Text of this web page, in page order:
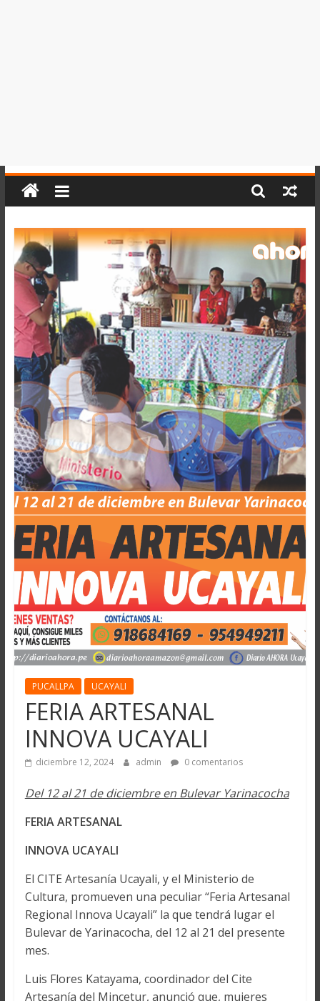
PUCALLPA UCAYALI
FERIA ARTESANAL
INNOVA UCAYALI
diciembre 12, 2024 admin 0 comentarios
Del 12 al 21 de diciembre en Bulevar Yarinacocha
FERIA ARTESANAL
INNOVA UCAYALI
El CITE Artesanía Ucayali, y el Ministerio de
Cultura, promueven una peculiar “Feria Artesanal
Regional Innova Ucayali” la que tendrá lugar el
Bulevar de Yarinacocha, del 12 al 21 del presente
mes.
Luis Flores Katayama, coordinador del Cite
Artesanía del Mincetur, anunció que, mujeres